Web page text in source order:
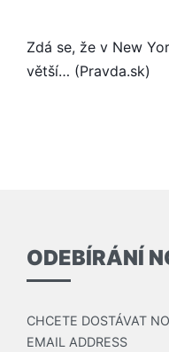
Zdá se, že v New
větší… (Pravda.sk)
ODEBÍRÁNÍ
CHCETE DOSTÁVAT
EMAIL ADDRESS